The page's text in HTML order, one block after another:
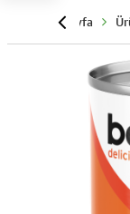
Anasayfa